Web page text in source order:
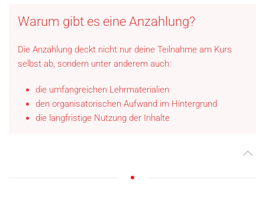
Warum gibt es eine Anzahlung?
Die Anzahlung deckt nicht nur deine Teilnahme am Kurs
selbst ab, sondern unter anderem auch:
die umfangreichen Lehrmaterialien
den organisatorischen Aufwand im Hintergrund
die langfristige Nutzung der Inhalte